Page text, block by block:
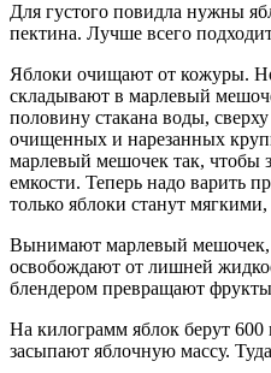
Для густого повидла нужны
пектина. Лучше всего
Яблоки очищают от кожуры.
складывают в марлевый
половину стакана воды,
очищенных и нарезанных
марлевый мешочек так, чтобы
емкости. Теперь надо варить
только яблоки станут
Вынимают марлевый мешочек,
освобождают от лишней
блендером превращают
На килограмм яблок берут 600
засыпают яблочную массу.